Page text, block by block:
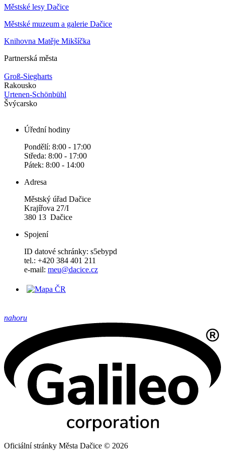
Městské lesy Dačice
Městské muzeum a galerie Dačice
Knihovna Matěje Mikšíčka
Partnerská města
Groß-Siegharts
Rakousko
Urtenen-Schönbühl
Švýcarsko
Úřední hodiny
Pondělí: 8:00 - 17:00
Středa: 8:00 - 17:00
Pátek: 8:00 - 14:00
Adresa
Městský úřad Dačice
Krajířova 27/I
380 13 Dačice
Spojení
ID datové schránky: s5ebypd
tel.: +420 384 401 211
e-mail: meu@dacice.cz
nahoru
Oficiální stránky Města Dačice © 2026